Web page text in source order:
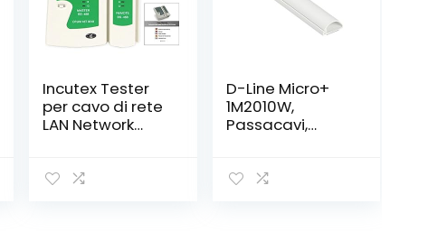
Incutex Tester
per cavo di rete
LAN Network
RJ45 RJ11 RJ12
D-Line Micro+
1M2010W,
Passacavi,
Canalina